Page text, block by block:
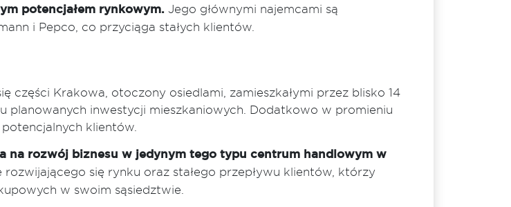
potencjałem rynkowym.Jego głównymi najemcami są
i Pepco, co przyciąga stałych klientów.
części Krakowa, otoczony osiedlami, zamieszkałymi przez blisko 14
planowanych inwestycji mieszkaniowych. Dodatkowo w promieniu
klientów.
na rozwój biznesu w jedynym tego typu centrum handlowym w
się rynku oraz stałego przepływu klientów, którzy
w swoim sąsiedztwie.